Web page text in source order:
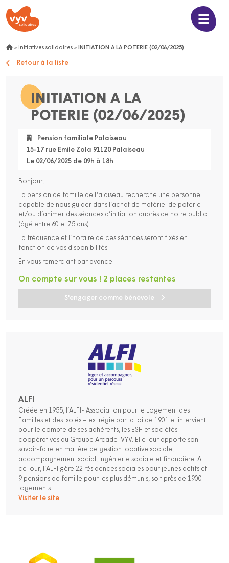
» Initiatives solidaires » INITIATION A LA POTERIE (02/06/2025)
Retour à la liste
INITIATION A LA
POTERIE (02/06/2025)
Pension familiale Palaiseau
15-17 rue Emile Zola 91120 Palaiseau
Le 02/06/2025 de 09h à 18h
Bonjour,
La pension de famille de Palaiseau recherche une personne
capable de nous guider dans l’achat de matériel de poterie
et/ou d’animer des séances d’initiation auprès de notre public
(âgé entre 60 et 75 ans) .
La fréquence et l’horaire de ces séances seront fixés en
fonction de vos disponibilités.
En vous remerciant par avance
S'engager comme bénévole
On compte sur vous ! 2 places restantes
ALFI
Créée en 1955, l’ALFI- Association pour le Logement des
Familles et des Isolés – est régie par la loi de 1901 et intervient
pour le compte de ses adhérents, les ESH et sociétés
coopératives du Groupe Arcade-VYV. Elle leur apporte son
savoir-faire en matière de gestion locative sociale,
accompagnement social, ingénierie sociale et financière. A
ce jour, l’ALFI gère 22 résidences sociales pour jeunes actifs et
9 pensions de famille pour les plus démunis, soit près de 1900
logements.
Visiter le site